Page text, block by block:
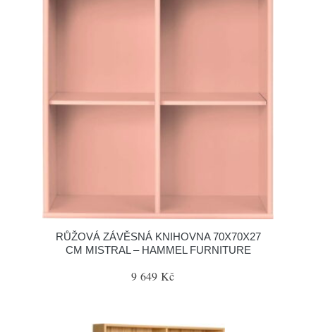
RŮŽOVÁ ZÁVĚSNÁ KNIHOVNA 70X70X27
CM MISTRAL – HAMMEL FURNITURE
9 649 Kč